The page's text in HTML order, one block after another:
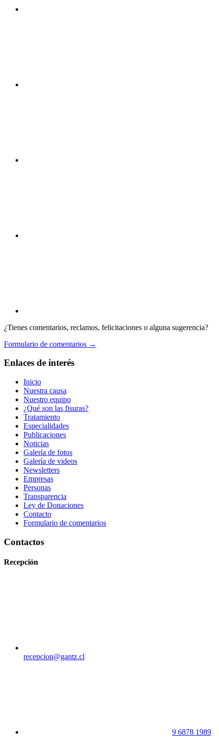
¿Tienes comentarios, reclamos, felicitaciones o alguna sugerencia?
Formulario de comentarios →
Enlaces de interés
Inicio
Nuestra causa
Nuestro equipo
¿Qué son las fisuras?
Tratamiento
Especialidades
Publicaciones
Noticias
Galería de fotos
Galería de videos
Newsletters
Empresas
Personas
Transparencia
Ley de Donaciones
Contacto
Formulario de comentarios
Contactos
Recepción
recepcion@gantz.cl
9 6878 1989